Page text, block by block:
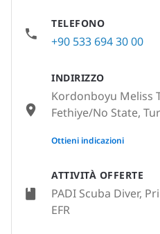
ATTIVITÀ OFFERTE
PADI Scuba Diver,
EFR
TELEFONO
+90 533 694 30 00
INDIRIZZO
Kordonboyu Meliss
Fethiye/No State,
None
Ottieni indicazioni